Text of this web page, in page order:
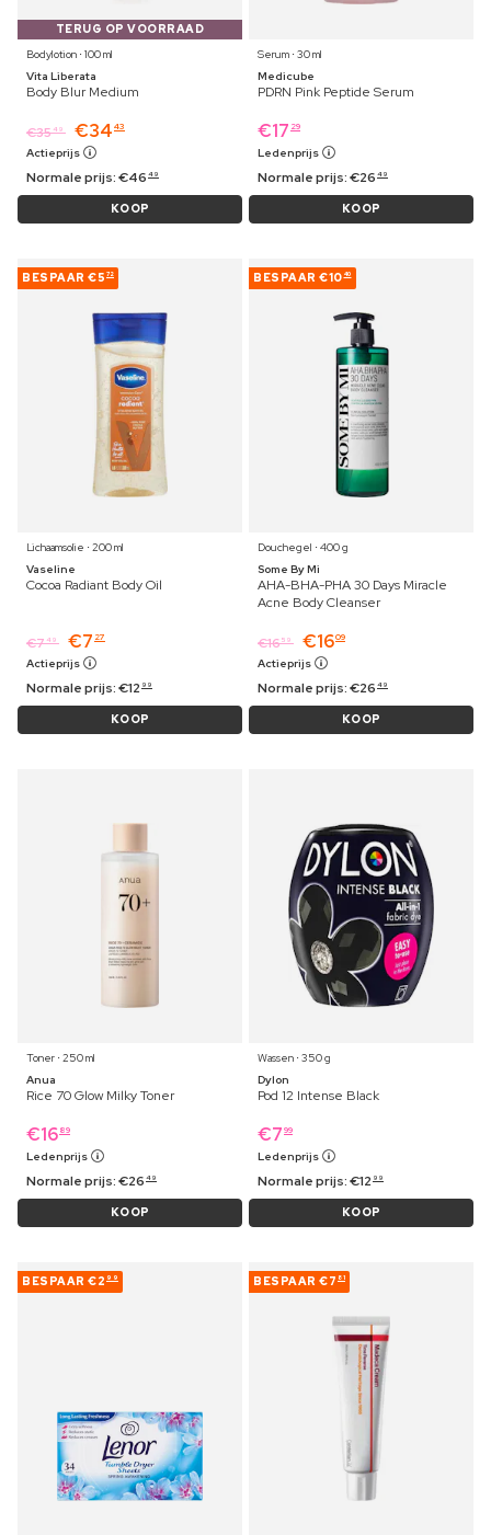
TERUG OP VOORRAAD
Bodylotion ⋅ 100 ml
Vita Liberata
Body Blur Medium
€35 49 €34 43
Actieprijs
Normale prijs:€46 49
KOOP
Serum ⋅ 30 ml
Medicube
PDRN Pink Peptide Serum
€17 29
Ledenprijs
Normale prijs:€26 49
KOOP
BESPAAR €5 72
Lichaamsolie ⋅ 200 ml
Vaseline
Cocoa Radiant Body Oil
€7 49 €7 27
Actieprijs
Normale prijs:€12 99
KOOP
BESPAAR €10 40
Douchegel ⋅ 400 g
Some By Mi
AHA-BHA-PHA 30 Days Miracle
Acne Body Cleanser
€1659 €1609
Actieprijs
Normale prijs:€26 49
KOOP
Toner ⋅ 250 ml
Anua
Rice 70 Glow Milky Toner
€16 89
Ledenprijs
Normale prijs:€26 49
KOOP
Wassen ⋅ 350 g
Dylon
Pod 12 Intense Black
€7 99
Ledenprijs
Normale prijs:€12 99
KOOP
BESPAAR €2 99 BESPAAR €7 81